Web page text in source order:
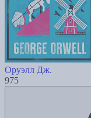
Оруэлл Дж.
975